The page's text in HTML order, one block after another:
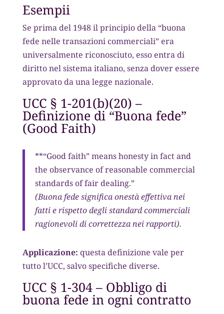
Esempii
Se prima del 1948 il principio della “buona
fede nelle transazioni commerciali” era
universalmente riconosciuto, esso entra di
diritto nel sistema italiano, senza dover essere
approvato da una legge nazionale.
UCC § 1-201(b)(20) –
Definizione di “Buona fede”
(Good Faith)
**“Good faith” means honesty in fact and
the observance of reasonable commercial
standards of fair dealing.”
(Buona fede significa onestà effettiva nei
fatti e rispetto degli standard commerciali
ragionevoli di correttezza nei rapporti).
Applicazione: questa definizione vale per
tutto l’UCC, salvo specifiche diverse.
UCC § 1-304 – Obbligo di
buona fede in ogni contratto